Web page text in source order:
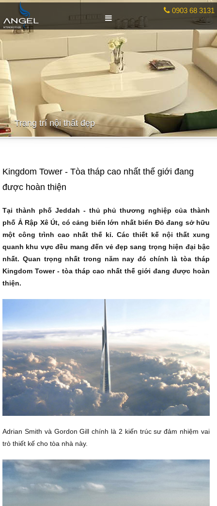
0903 68 3131
Trang trí nội thất đẹp
Kingdom Tower - Tòa tháp cao nhất thế giới đang
được hoàn thiện
Tại thành phố Jeddah - thủ phủ thương nghiệp của thành
phố Ả Rập Xê Út, có cảng biển lớn nhất biển Đỏ đang sở hữu
một công trình cao nhất thế kỉ. Các thiết kế nội thất xung
quanh khu vực đều mang đến vẻ đẹp sang trọng hiện đại bậc
nhất. Quan trọng nhất trong năm nay đó chính là tòa tháp
Kingdom Tower - tòa tháp cao nhất thế giới đang được hoàn
thiện.
Adrian Smith và Gordon Gill chính là 2 kiến trúc sư đảm nhiệm vai
trò thiết kế cho tòa nhà này.